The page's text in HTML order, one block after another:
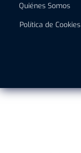
Quiénes Somos
Política de Cookies